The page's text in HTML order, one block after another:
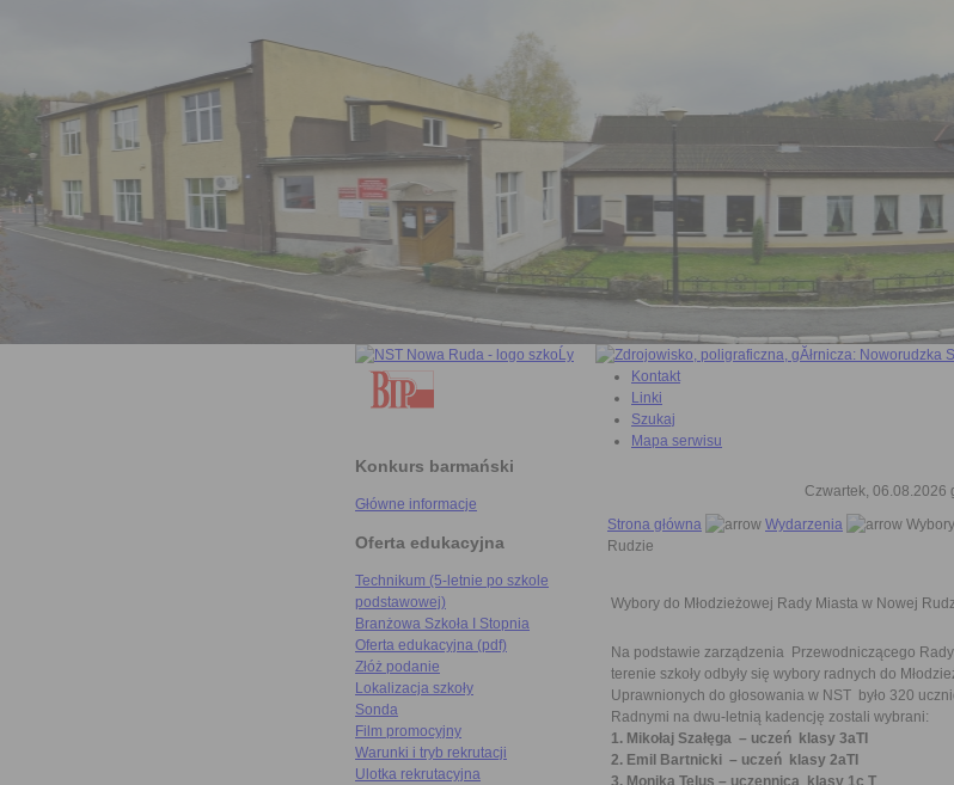
Konkurs barmański
Główne informacje
Oferta edukacyjna
Technikum (5-letnie po szkole
podstawowej)
Branżowa Szkoła I Stopnia
Oferta edukacyjna (pdf)
Złóż podanie
Lokalizacja szkoły
Sonda
Film promocyjny
Warunki i tryb rekrutacji
Ulotka rekrutacyjna
Kontakt
Linki
Szukaj
Mapa serwisu
Czwartek, 06.08.2026
Strona główna
Wydarzenia
Rudzie
Wybory do Młodzieżowej Rady Miasta w Nowej
Na podstawie zarządzenia Przewodniczącego
terenie szkoły odbyły się wybory radnych do
Uprawnionych do głosowania w NST było 320
Radnymi na dwu-letnią kadencję zostali wybrani:
1. Mikołaj Szałęga – uczeń klasy 3aTI
2. Emil Bartnicki – uczeń klasy 2aTI
3. Monika Telus – uczennica klasy 1c T